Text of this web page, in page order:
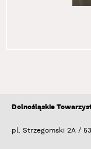
Dolnośląskie
pl. Strzegomski 2A /